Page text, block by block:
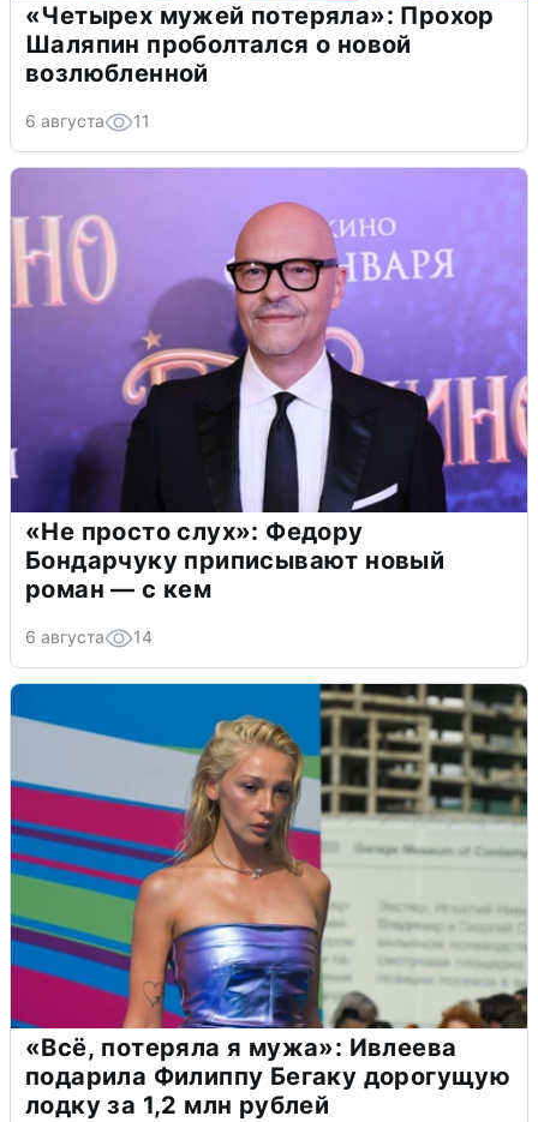
«Четырех мужей потеряла»: Прохор
Шаляпин проболтался о новой
возлюбленной
6 августа 11
«Не просто слух»: Федору
Бондарчуку приписывают новый
роман — с кем
6 августа 14
«Всё, потеряла я мужа»: Ивлеева
подарила Филиппу Бегаку дорогущую
лодку за 1,2 млн рублей